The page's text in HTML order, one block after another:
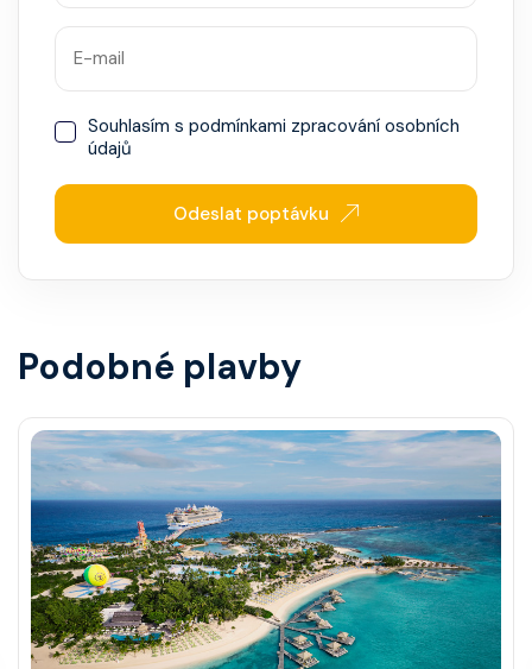
Souhlasím s podmínkami zpracování osobních
údajů
Odeslat poptávku
Podobné plavby